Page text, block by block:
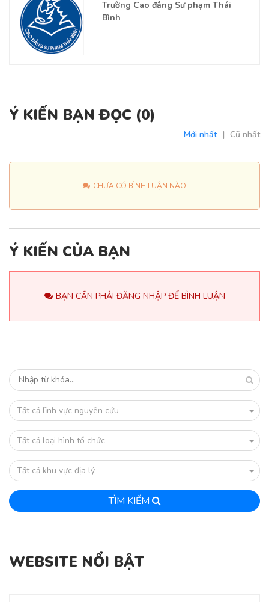
Trường Cao đẳng Sư phạm Thái
Bình
Ý KIẾN BẠN ĐỌC (0)
Mới nhất | Cũ nhất
CHƯA CÓ BÌNH LUẬN NÀO
Ý KIẾN CỦA BẠN
BẠN CẦN PHẢI ĐĂNG NHẬP ĐỂ BÌNH LUẬN
Tất cả lĩnh vực nguyên cứu
Tất cả loại hình tổ chức
Tất cả khu vực địa lý
TÌM KIẾM
WEBSITE NỔI BẬT